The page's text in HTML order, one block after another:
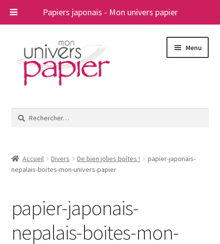
Papiers japonais - Mon univers papier
navigation
contenu
Menu
le
A propos
Rechercher :
Accueil Divers De bien jolies boîtes !
papier-japonais-
nepalais-boites-mon-univers-papier
papier-japonais-
nepalais-boites-mon-